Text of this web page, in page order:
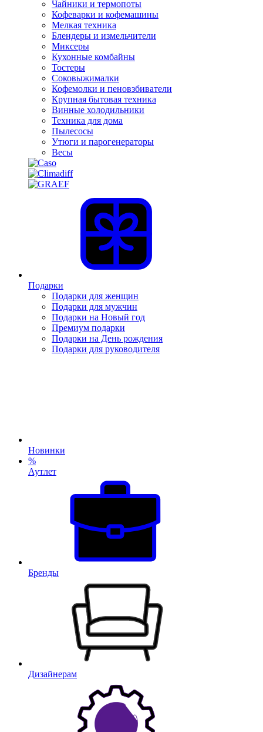
Чайники и термопоты
Кофеварки и кофемашины
Мелкая техника
Блендеры и измельчители
Миксеры
Кухонные комбайны
Тостеры
Соковыжималки
Кофемолки и пеновзбиватели
Крупная бытовая техника
Винные холодильники
Техника для дома
Пылесосы
Утюги и парогенераторы
Весы
Подарки
Подарки для женщин
Подарки для мужчин
Подарки на Новый год
Премиум подарки
Подарки на День рождения
Подарки для руководителя
Новинки
%
Аутлет
Бренды
Дизайнерам